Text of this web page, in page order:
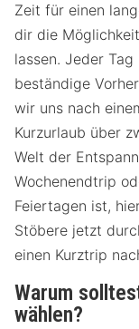
Zeit für einen
dir die
lassen. Jeder
beständige
wir uns nach
Kurzurlaub über
Welt der
Wochenendtrip
Feiertagen ist,
Stöbere jetzt
einen Kurztrip
Warum
wählen?